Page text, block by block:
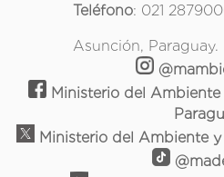
Teléfono: 021
Asunción, Paraguay.
Ministerio del Ambiente
Ministerio del Ambiente